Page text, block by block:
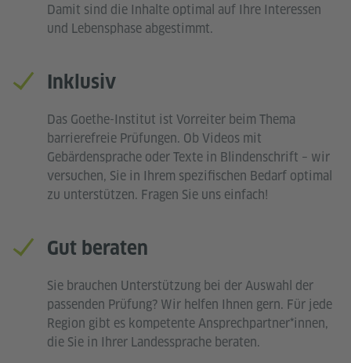
Damit sind die Inhalte optimal auf Ihre Interessen
und Lebensphase abgestimmt.
Inklusiv
Das Goethe-Institut ist Vorreiter beim Thema
barrierefreie Prüfungen. Ob Videos mit
Gebärdensprache oder Texte in Blindenschrift – wir
versuchen, Sie in Ihrem spezifischen Bedarf optimal
zu unterstützen. Fragen Sie uns einfach!
Gut beraten
Sie brauchen Unterstützung bei der Auswahl der
passenden Prüfung? Wir helfen Ihnen gern. Für jede
Region gibt es kompetente Ansprechpartner*innen,
die Sie in Ihrer Landessprache beraten.